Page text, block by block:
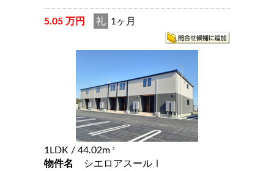
5.05 万円 礼 1ヶ月
1LDK / 44.02m 2
物件名
シエロアスールⅠ